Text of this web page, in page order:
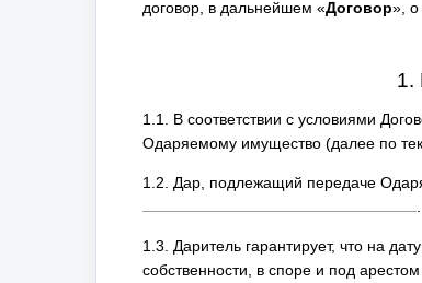
договор, в дальнейшем «Договор»,
1.1. В соответствии с условиями
Одаряемому имущество (далее по
1.2. Дар, подлежащий передаче
1.3. Даритель гарантирует, что на
собственности, в споре и под